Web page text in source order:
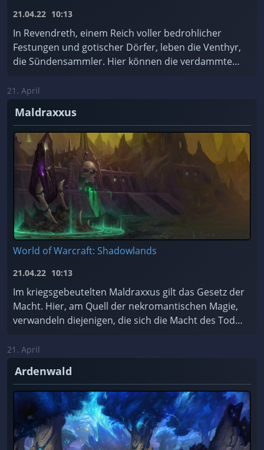
21.04.22 10:13
In Revendreth, einem Reich voller bedrohlicher
Festungen und gotischer Dörfer, leben die Venthyr,
die Sündensammler. Hier können die verdammten
...
21. April
Maldraxxus
World of Warcraft: Shadowlands
21.04.22 10:13
Im kriegsgebeutelten Maldraxxus gilt das Gesetz der
Macht. Hier, am Quell der nekromantischen Magie,
verwandeln diejenigen, die sich die Macht des Todes
21. April
Ardenwald